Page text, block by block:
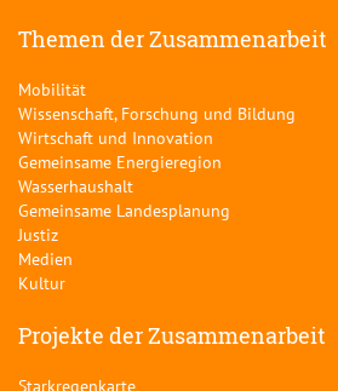
Themen der Zusammenarbeit
Mobilität
Wissenschaft, Forschung und Bildung
Wirtschaft und Innovation
Gemeinsame Energieregion
Wasserhaushalt
Gemeinsame Landesplanung
Justiz
Medien
Kultur
Projekte der Zusammenarbeit
Starkregenkarte